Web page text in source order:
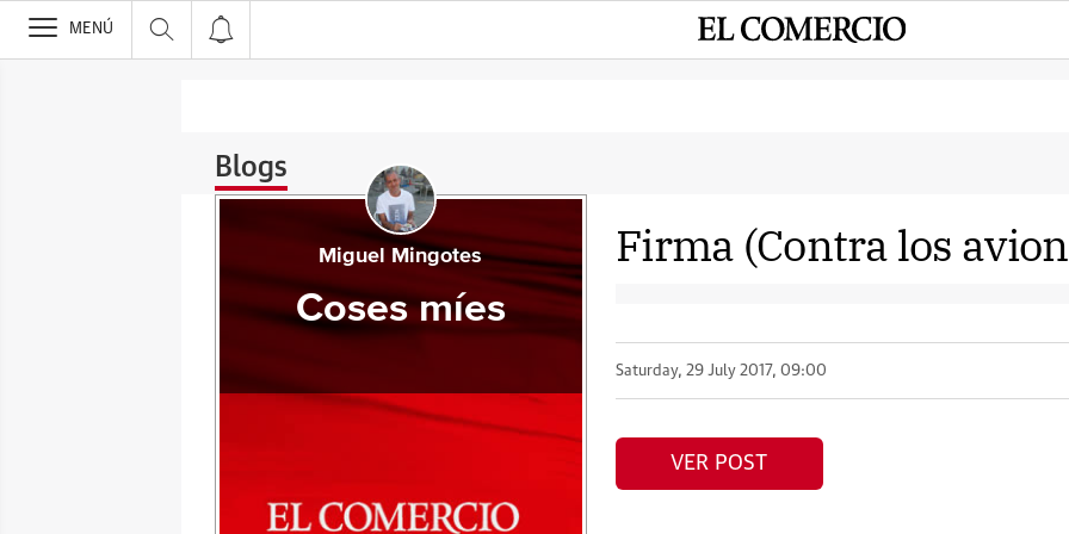
>
MENÚ
Blogs
Firma (Contra los
Saturday, 29 July 2017, 09:00
VER POST
Miguel Mingotes
Coses míes